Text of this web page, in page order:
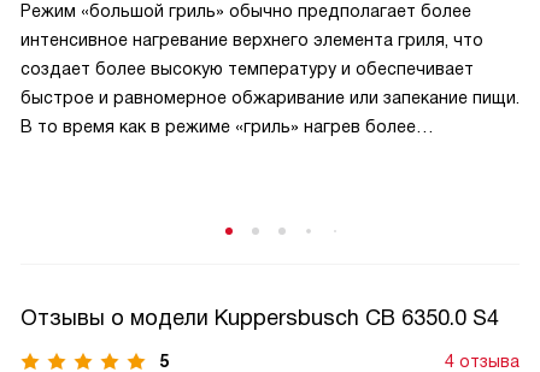
Режим «большой гриль» обычно предполагает более
интенсивное нагревание верхнего элемента гриля, что
создает более высокую температуру и обеспечивает
быстрое и равномерное обжаривание или запекание пищи.
В то время как в режиме «гриль» нагрев более
Отзывы о модели Kuppersbusch CB 6350.0 S4
5 4 отзыва